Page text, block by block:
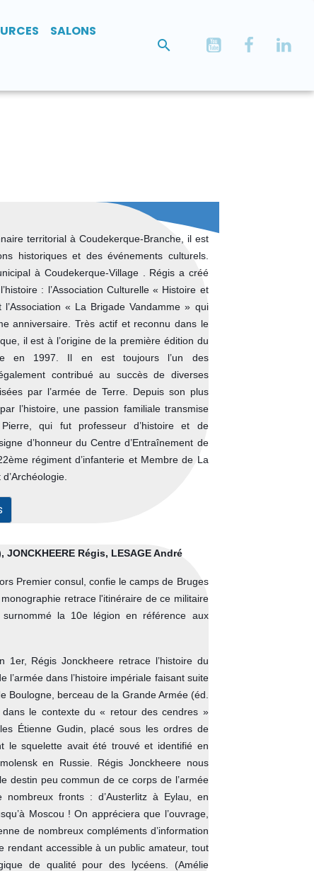
SALONS
territorial à Coudekerque-Branche, il est
historiques et des événements culturels.
à Coudekerque-Village . Régis a créé
: l’Association Culturelle « Histoire et
« La Brigade Vandamme » qui
anniversaire. Très actif et reconnu dans le
il est à l’origine de la première édition du
en 1997. Il en est toujours l’un des
contribué au succès de diverses
par l’armée de Terre. Depuis son plus
l’histoire, une passion familiale transmise
qui fut professeur d’histoire et de
d’honneur du Centre d’Entraînement de
régiment d’infanterie et Membre de La
JONCKHEERE Régis, LESAGE André
Premier consul, confie le camps de Bruges
retrace l'itinéraire de ce militaire
la 10e légion en référence aux
1er, Régis Jonckheere retrace l’histoire du
l’armée dans l’histoire impériale faisant suite
Boulogne, berceau de la Grande Armée (éd.
dans le contexte du « retour des cendres »
Étienne Gudin, placé sous les ordres de
le squelette avait été trouvé et identifié en
en Russie. Régis Jonckheere nous
destin peu commun de ce corps de l’armée
fronts : d’Austerlitz à Eylau, en
Moscou ! On appréciera que l’ouvrage,
de nombreux compléments d’information
rendant accessible à un public amateur, tout
de qualité pour des lycéens. (Amélie